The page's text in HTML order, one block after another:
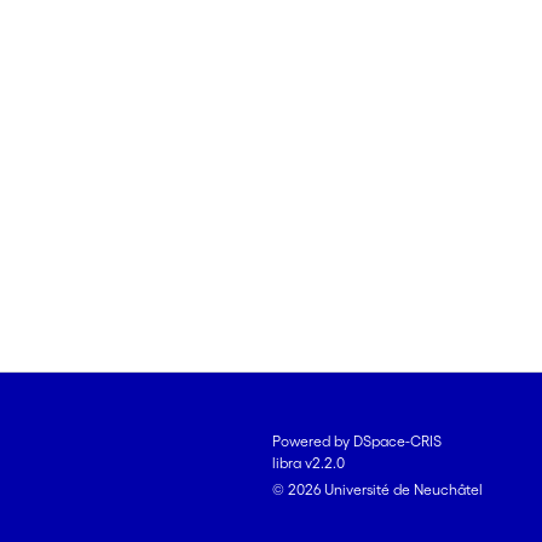
Powered by DSpace-CRIS
libra v2.2.0
© 2026 Université de Neuchâtel